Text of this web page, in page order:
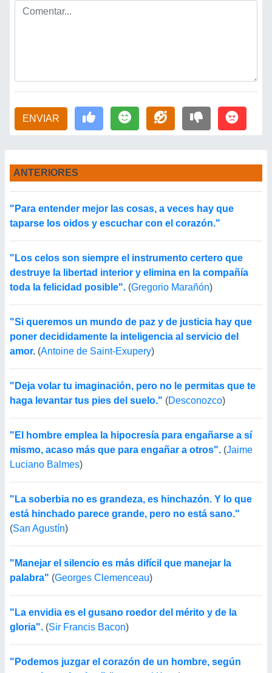
ENVIAR
ANTERIORES
"Para entender mejor las cosas, a veces hay que
taparse los oidos y escuchar con el corazón."
"Los celos son siempre el instrumento certero que
destruye la libertad interior y elimina en la compañía
toda la felicidad posible". (Gregorio Marañón)
"Si queremos un mundo de paz y de justicia hay que
poner decididamente la inteligencia al servicio del
amor. (Antoine de Saint-Exupery)
"Deja volar tu imaginación, pero no le permitas que te
haga levantar tus pies del suelo." (Desconozco)
"El hombre emplea la hipocresía para engañarse a sí
mismo, acaso más que para engañar a otros". (Jaime
Luciano Balmes)
"La soberbia no es grandeza, es hinchazón. Y lo que
está hinchado parece grande, pero no está sano."
(San Agustín)
"Manejar el silencio es más difícil que manejar la
palabra" (Georges Clemenceau)
"La envidia es el gusano roedor del mérito y de la
gloria". (Sir Francis Bacon)
"Podemos juzgar el corazón de un hombre, según